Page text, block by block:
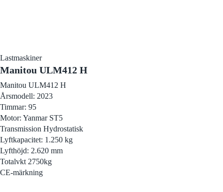
Lastmaskiner
Manitou ULM412 H
Manitou ULM412 H
Årsmodell: 2023
Timmar: 95
Motor: Yanmar ST5
Transmission Hydrostatisk
Lyftkapacitet: 1.250 kg
Lyfthöjd: 2.620 mm
Totalvkt 2750kg
CE-märkning